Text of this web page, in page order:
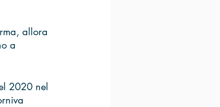
allora
a
2020 nel